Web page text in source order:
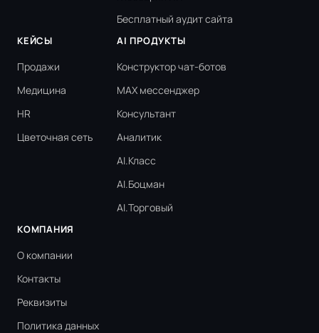
Бесплатный аудит сайта
КЕЙСЫ
Продажи
Медицина
HR
Цветочная сеть
AI ПРОДУКТЫ
Конструктор чат-ботов
MAX мессенджер
Консультант
Аналитик
AI.Класс
AI.Боцман
AI.Торговый
КОМПАНИЯ
О компании
Контакты
Реквизиты
Политика данных